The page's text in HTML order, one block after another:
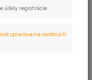
účely registrácie.
spracovania osobných